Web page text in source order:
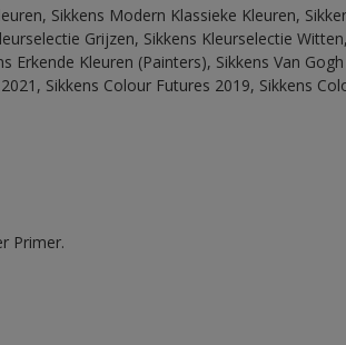
Sikkens Modern Klassieke Kleuren,
Grijzen, Sikkens Kleurselectie
Erkende Kleuren (Painters), Sikkens Van
Sikkens Colour Futures 2019, Sikkens
Primer.